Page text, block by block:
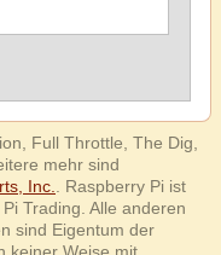
Full Throttle, The Dig,
mehr sind
Inc.
. Raspberry Pi ist
Trading. Alle anderen
sind Eigentum der